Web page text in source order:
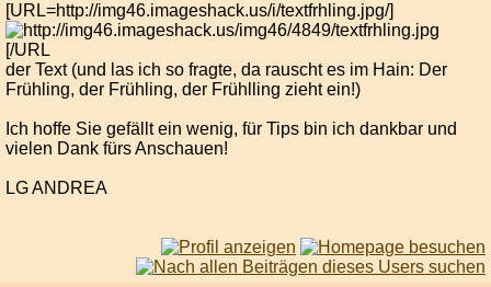
[URL=http://img46.imageshack.us/i/textfrhling.jpg/]
[/URL
der Text (und las ich so fragte, da rauscht es im Hain: Der
Frühling, der Frühling, der Frühlling zieht ein!)
Ich hoffe Sie gefällt ein wenig, für Tips bin ich dankbar und
vielen Dank fürs Anschauen!
LG ANDREA